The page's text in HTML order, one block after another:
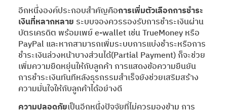
อีกหนึ่งองค์ประกอบสำคัญคือการเพิ่มตัวเลือกการชำระ
เงินที่หลากหลาย ระบบจองควรรองรับการชำระเงินผ่าน
บัตรเครดิต พร้อมเพย์ e-wallet เช่น TrueMoney หรือ
PayPal และหากสามารถเพิ่มระบบการแบ่งชำระหรือการ
ชำระเงินล่วงหน้าบางส่วนได้(Partial Payment) ก็จะช่วย
เพิ่มความยืดหยุ่นให้กับลูกค้า การแสดงข้อความยืนยัน
การชำระเงินทันทีหลังธุรกรรมสำเร็จยังช่วยเสริมสร้าง
ความมั่นใจให้กับลูกค้าได้อย่างดี
ความปลอดภัยเป็นอีกหนึ่งปัจจัยที่ไม่ควรมองข้าม การ